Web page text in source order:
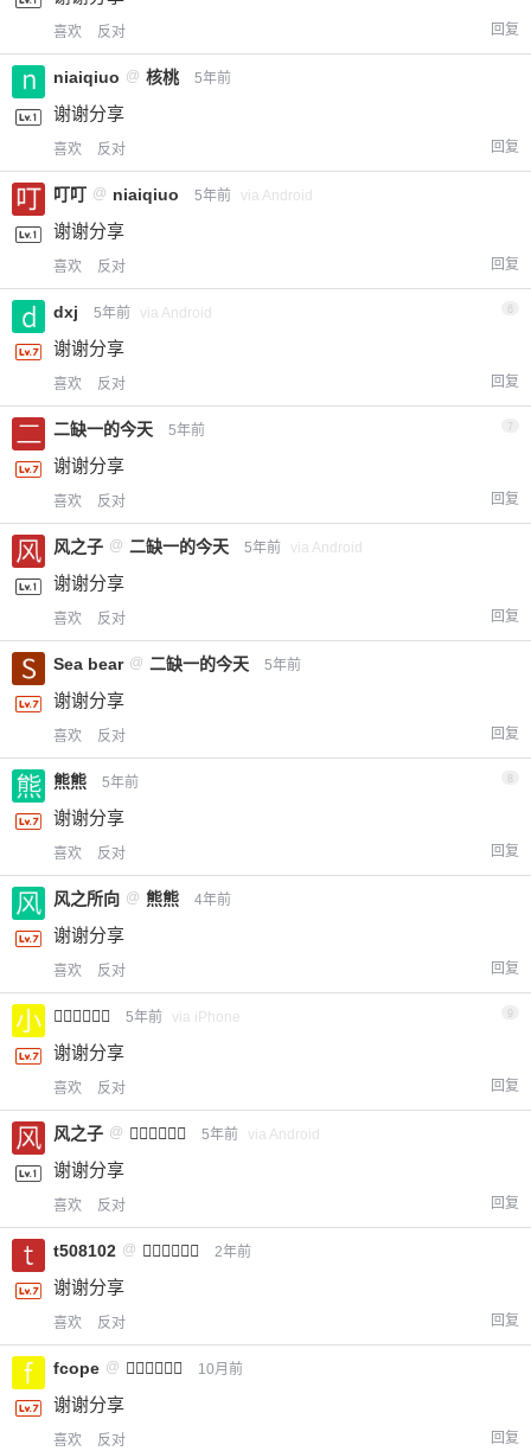
喜欢 反对 回复
niaiqiuo @ 核桃 5年前
谢谢分享
喜欢 反对 回复
叮叮 @ niaiqiuo 5年前 via Android
谢谢分享
喜欢 反对 回复
dxj 5年前 via Android 6
谢谢分享
喜欢 反对 回复
二缺一的今天 5年前 7
谢谢分享
喜欢 反对 回复
风之子 @ 二缺一的今天 5年前 via Android
谢谢分享
喜欢 反对 回复
Sea bear @ 二缺一的今天 5年前
谢谢分享
喜欢 反对 回复
熊熊 5年前
谢谢分享
喜欢 反对 回复
风之所向 @ 熊熊 4年前
谢谢分享
喜欢 反对 回复
小⃛先⃛生⃛ 5年前 via iPhone 9
谢谢分享
喜欢 反对 回复
风之子 @ 小⃛先⃛生⃛ 5年前 via Android
谢谢分享
喜欢 反对 回复
t508102 @ 小⃛先⃛生⃛ 2年前
谢谢分享
喜欢 反对 回复
fcope @ 小⃛先⃛生⃛ 10月前
谢谢分享
喜欢 反对 回复